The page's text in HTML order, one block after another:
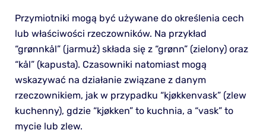
Przymiotniki mogą być używane do określenia cech
lub właściwości rzeczowników. Na przykład
“grønnkål” (jarmuż) składa się z “grønn” (zielony) oraz
“kål” (kapusta). Czasowniki natomiast mogą
wskazywać na działanie związane z danym
rzeczownikiem, jak w przypadku “kjøkkenvask” (zlew
kuchenny), gdzie “kjøkken” to kuchnia, a “vask” to
mycie lub zlew.